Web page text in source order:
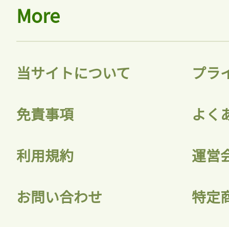
会員登録
More
当サイトについて プラ
免責事項 よく
利用規約 運営
お問い合わせ 特定